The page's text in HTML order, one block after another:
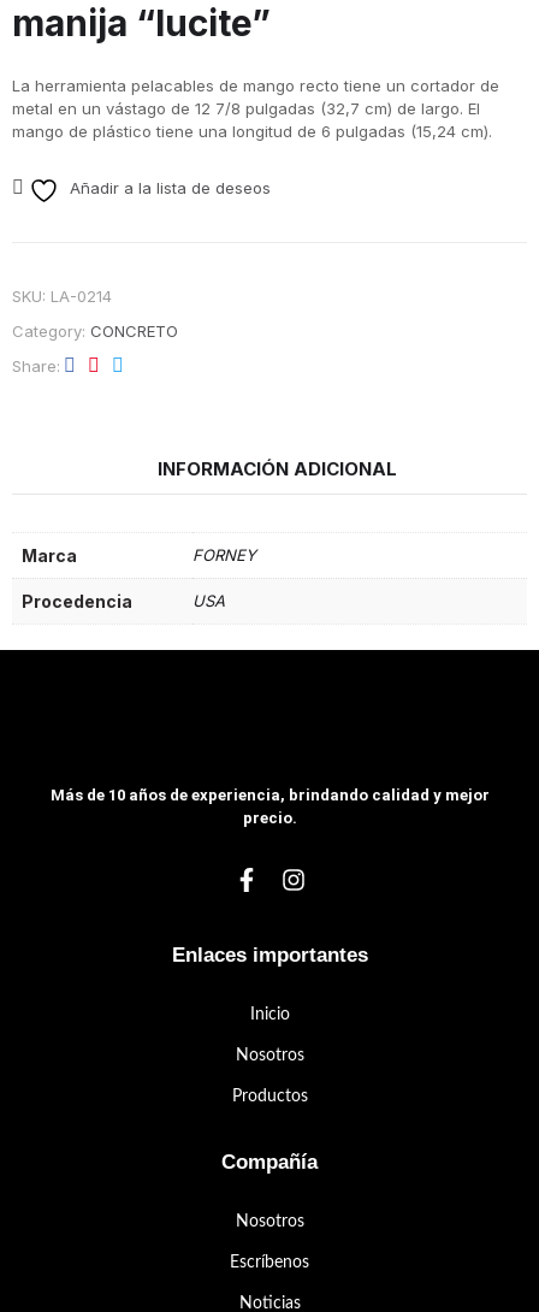
manija “lucite”
La herramienta pelacables de mango recto tiene un cortador de
metal en un vástago de 12 7/8 pulgadas (32,7 cm) de largo. El
mango de plástico tiene una longitud de 6 pulgadas (15,24 cm).
Añadir a la lista de deseos
SKU: LA-0214
Category: CONCRETO
Share
INFORMACIÓN ADICIONAL
Marca FORNEY
Procedencia USA
Más de 10 años de experiencia, brindando calidad y mejor
precio.
Enlaces importantes
Inicio
Nosotros
Productos
Compañía
Nosotros
Escríbenos
Noticias